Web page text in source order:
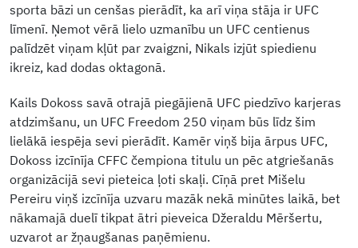
sporta bāzi un cenšas pierādīt, ka arī viņa stāja ir UFC
līmenī. Ņemot vērā lielo uzmanību un UFC centienus
palīdzēt viņam kļūt par zvaigzni, Nikals izjūt spiedienu
ikreiz, kad dodas oktagonā.
Kails Dokoss savā otrajā piegājienā UFC piedzīvo karjeras
atdzimšanu, un UFC Freedom 250 viņam būs līdz šim
lielākā iespēja sevi pierādīt. Kamēr viņš bija ārpus UFC,
Dokoss izcīnīja CFFC čempiona titulu un pēc atgriešanās
organizācijā sevi pieteica ļoti skaļi. Cīņā pret Mišelu
Pereiru viņš izcīnīja uzvaru mazāk nekā minūtes laikā, bet
nākamajā duelī tikpat ātri pieveica Džeraldu Mēršertu,
uzvarot ar žņaugšanas paņēmienu.